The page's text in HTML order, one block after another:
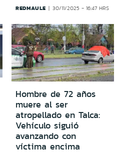
REDMAULE 30/11/2025 - 16:47 HRS
Hombre de 72 años
muere al ser
atropellado en Talca:
Vehículo siguió
avanzando con
víctima encima